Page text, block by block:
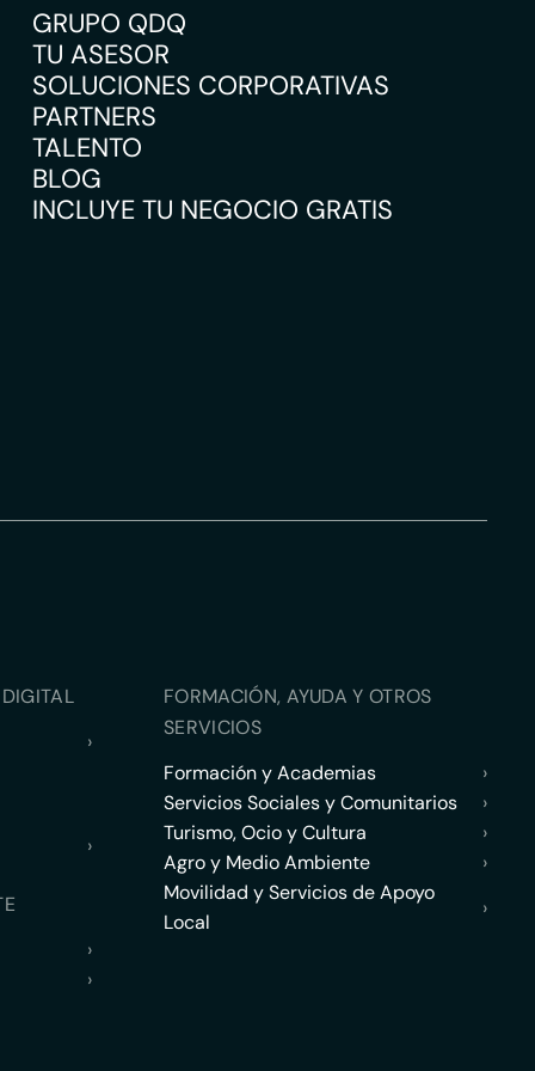
GRUPO QDQ
TU ASESOR
SOLUCIONES CORPORATIVAS
PARTNERS
TALENTO
BLOG
INCLUYE TU NEGOCIO GRATIS
›
›
›
›
FORMACIÓN, AYUDA Y OTROS
SERVICIOS
Formación y Academias
›
Servicios Sociales y Comunitarios
›
Turismo, Ocio y Cultura
›
Agro y Medio Ambiente
›
Movilidad y Servicios de Apoyo
Local
›